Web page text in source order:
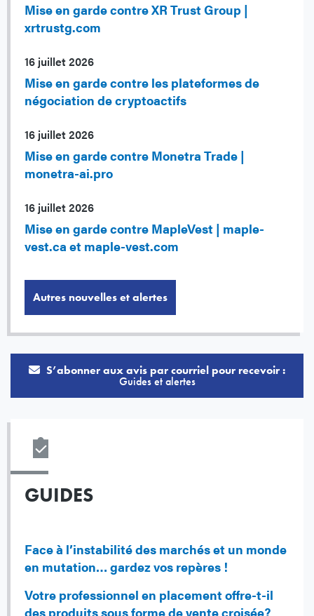
Mise en garde contre XR Trust Group |
xrtrustg.com
16 juillet 2026
Mise en garde contre les plateformes de
négociation de cryptoactifs
16 juillet 2026
Mise en garde contre Monetra Trade |
monetra-ai.pro
16 juillet 2026
Mise en garde contre MapleVest | maple-
vest.ca et maple-vest.com
Autres nouvelles et alertes
S’abonner aux avis par courriel pour recevoir :
Guides et alertes
GUIDES
Face à l’instabilité des marchés et un monde
en mutation… gardez vos repères !
Votre professionnel en placement offre-t-il
des produits sous forme de vente croisée?